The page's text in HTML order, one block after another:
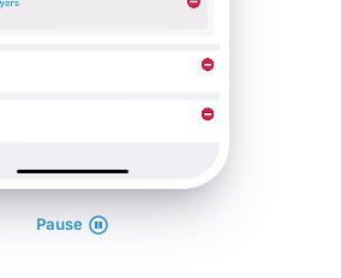
Pause